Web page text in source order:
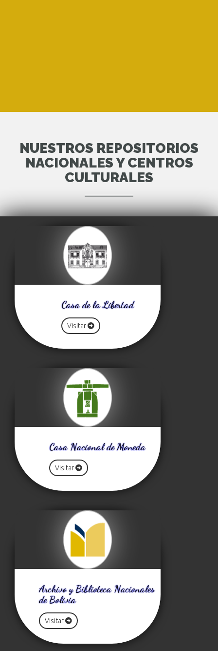
NUESTROS REPOSITORIOS
NACIONALES Y CENTROS
CULTURALES
Casa de la Libertad
Visitar
Casa Nacional de Moneda
Visitar
Archivo y Biblioteca Nacionales
de Bolivia
Visitar